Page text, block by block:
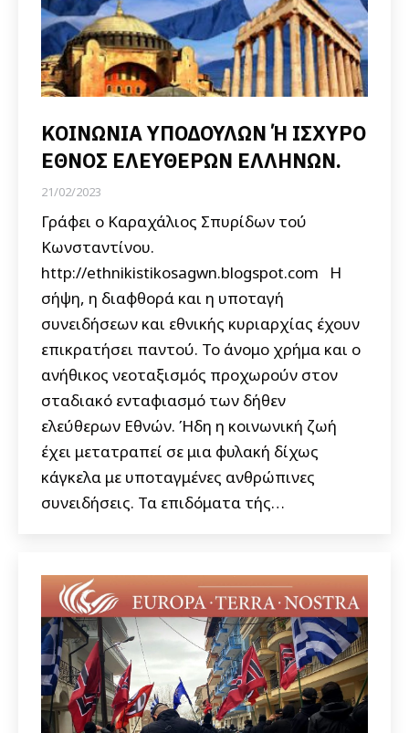
ΚΟΙΝΩΝΙΑ ΥΠΟΔΟΥΛΩΝ Ή ΙΣΧΥΡΟ
ΕΘΝΟΣ ΕΛΕΥΘΕΡΩΝ ΕΛΛΗΝΩΝ.
21/02/2023
Γράφει ο Καραχάλιος Σπυρίδων τού
Κωνσταντίνου.
http://ethnikistikosagwn.blogspot.com Η
σήψη, η διαφθορά και η υποταγή
συνειδήσεων και εθνικής κυριαρχίας έχουν
επικρατήσει παντού. Το άνομο χρήμα και ο
ανήθικος νεοταξισμός προχωρούν στον
σταδιακό ενταφιασμό των δήθεν
ελεύθερων Εθνών. Ήδη η κοινωνική ζωή
έχει μετατραπεί σε μια φυλακή δίχως
κάγκελα με υποταγμένες ανθρώπινες
συνειδήσεις. Τα επιδόματα τής…